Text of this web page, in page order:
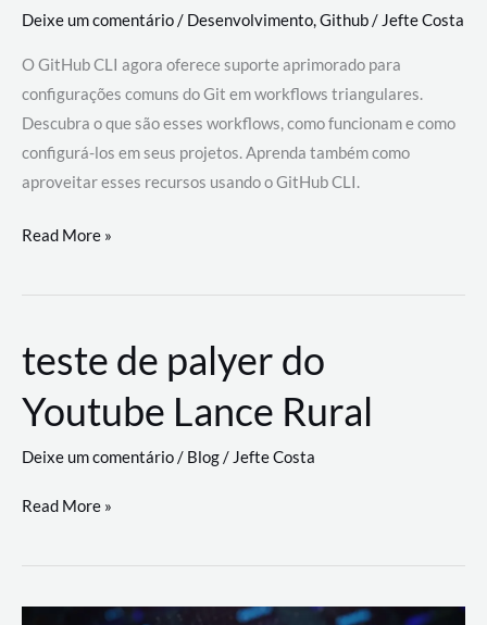
Deixe um comentário/ Desenvolvimento,Github/ Jefte Costa
O GitHub CLI agora oferece suporte aprimorado para
configurações comuns do Git em workflows triangulares.
Descubra o que são esses workflows, como funcionam e como
configurá-los em seus projetos. Aprenda também como
aproveitar esses recursos usando o GitHub CLI.
GitHub
revoluciona
de
trabalho
com
a
workflows
Read More »
teste de palyer do
Youtube Lance Rural
Deixe um comentário/ Blog/ Jefte Costa
teste
palyer
Read More »